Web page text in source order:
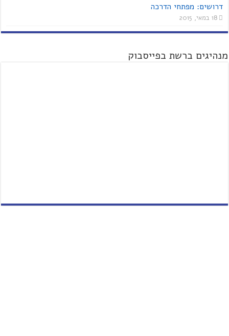
דרושים: מפתחי הדרכה
18 במאי, 2015
מנהיגים ברשת בפייסבוק